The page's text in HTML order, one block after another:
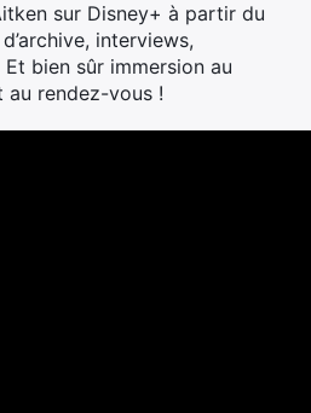
sur Disney+ à partir du
interviews,
bien sûr immersion au
au rendez-vous !